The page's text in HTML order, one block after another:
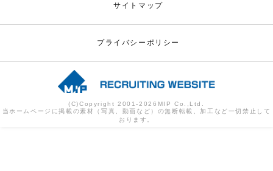
サイトマップ
プライバシーポリシー
(C)Copyright 2001-2026 MIP Co.,Ltd.
当ホームページに掲載の素材（写真、動画など）の無断転載、加工など一切禁止して
おります。